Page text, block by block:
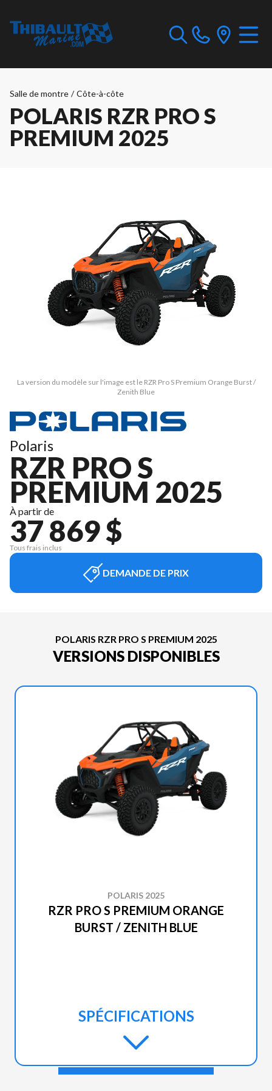
Salle de montre / Côte-à-côte
POLARIS RZR PRO S
PREMIUM 2025
La version du modèle sur l'image est le RZR Pro S Premium Orange Burst /
Zenith Blue
Polaris
RZR PRO S
PREMIUM 2025
À partir de
37 869 $
Tous frais inclus
DEMANDE DE PRIX
POLARIS RZR PRO S PREMIUM 2025
VERSIONS DISPONIBLES
POLARIS 2025
RZR PRO S PREMIUM ORANGE
BURST / ZENITH BLUE
SPÉCIFICATIONS